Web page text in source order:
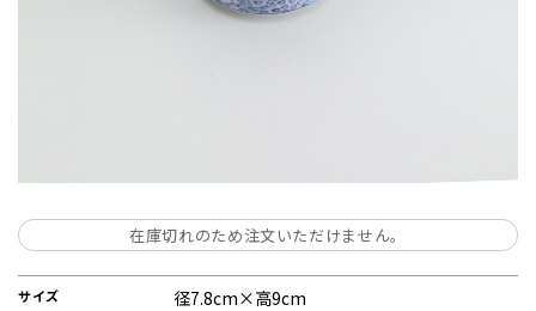
在庫切れのため注文いただけません。
サイズ 径7.8cm×高9cm